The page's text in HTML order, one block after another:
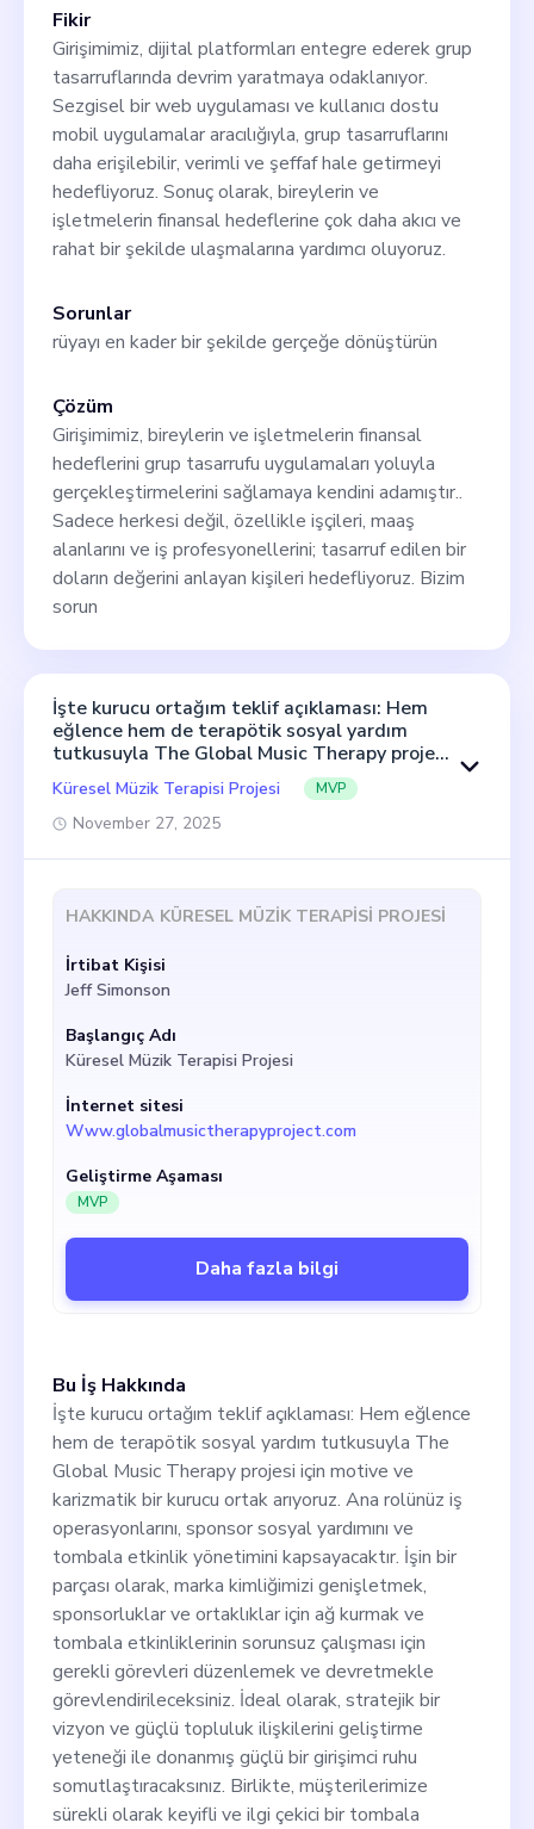
Fikir
Girişimimiz, dijital platformları entegre ederek grup
tasarruflarında devrim yaratmaya odaklanıyor.
Sezgisel bir web uygulaması ve kullanıcı dostu
mobil uygulamalar aracılığıyla, grup tasarruflarını
daha erişilebilir, verimli ve şeffaf hale getirmeyi
hedefliyoruz. Sonuç olarak, bireylerin ve
işletmelerin finansal hedeflerine çok daha akıcı ve
rahat bir şekilde ulaşmalarına yardımcı oluyoruz.
Sorunlar
rüyayı en kader bir şekilde gerçeğe dönüştürün
Çözüm
Girişimimiz, bireylerin ve işletmelerin finansal
hedeflerini grup tasarrufu uygulamaları yoluyla
gerçekleştirmelerini sağlamaya kendini adamıştır..
Sadece herkesi değil, özellikle işçileri, maaş
alanlarını ve iş profesyonellerini; tasarruf edilen bir
doların değerini anlayan kişileri hedefliyoruz. Bizim
sorun
İşte kurucu ortağım teklif açıklaması: Hem
eğlence hem de terapötik sosyal yardım
tutkusuyla The Global Music Therapy projesi
için motive ve karizmatik bir kurucu ortak
arıyoruz. Ana rolünüz iş operasyonlarını,
sponsor sosyal yardımını ve tombala etkinlik
olarak, marka kimliğimizi genişletmek,
tombala etkinliklerinin sorunsuz çalışması için
görevlendirileceksiniz. İdeal olarak, stratejik
bir vizyon ve güçlü topluluk ilişkilerini
geliştirme yeteneği ile donanmış güçlü bir
girişimci ruhu somutlaştıracaksınız. Birlikte,
müşterilerimize sürekli olarak keyifli ve ilgi
çekici bir tombala deneyimi sunarken, şifa
yayma, otantik yaşama ilham verme ve
müziğin dönüştürücü gücünü vurgulama
amacımızı yükseltmeyi umuyoruz. Eğlenirken
demokratikleştirelim. Bize katılmak ister
misiniz?
Küresel Müzik Terapisi Projesi MVP
November 27, 2025
Bu İş Hakkında
İşte kurucu ortağım teklif açıklaması: Hem eğlence
hem de terapötik sosyal yardım tutkusuyla The
Global Music Therapy projesi için motive ve
karizmatik bir kurucu ortak arıyoruz. Ana rolünüz iş
operasyonlarını, sponsor sosyal yardımını ve
tombala etkinlik yönetimini kapsayacaktır. İşin bir
parçası olarak, marka kimliğimizi genişletmek,
sponsorluklar ve ortaklıklar için ağ kurmak ve
tombala etkinliklerinin sorunsuz çalışması için
gerekli görevleri düzenlemek ve devretmekle
görevlendirileceksiniz. İdeal olarak, stratejik bir
vizyon ve güçlü topluluk ilişkilerini geliştirme
yeteneği ile donanmış güçlü bir girişimci ruhu
somutlaştıracaksınız. Birlikte, müşterilerimize
sürekli olarak keyifli ve ilgi çekici bir tombala
HAKKINDA KÜRESEL MÜZIK TERAPISI PROJESI
İrtibat Kişisi
Jeff Simonson
Başlangıç Adı
Küresel Müzik Terapisi Projesi
İnternet sitesi
Www.globalmusictherapyproject.com
Geliştirme Aşaması
MVP
Daha fazla bilgi